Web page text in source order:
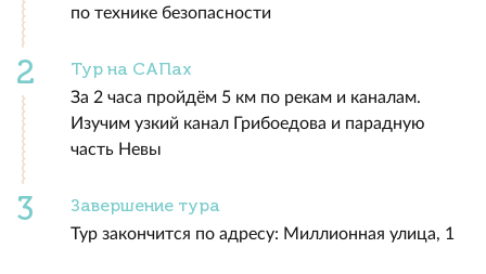
по технике безопасности
Тур на САПах
За 2 часа пройдём 5 км по рекам и каналам.
Изучим узкий канал Грибоедова и парадную
часть Невы
Завершение тура
Тур закончится по адресу: Миллионная улица, 1